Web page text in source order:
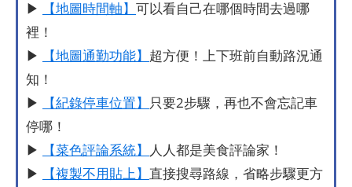
▶
【地圖時間軸】 可以看自己在哪個時間去過哪
裡！
▶
【地圖通勤功能】 超方便！上下班前自動路況通
知！
▶
【紀錄停車位置】 只要2步驟，再也不會忘記車
停哪！
▶
【菜色評論系統】 人人都是美食評論家！
▶
【複製不用貼上】 直接搜尋路線，省略步驟更方